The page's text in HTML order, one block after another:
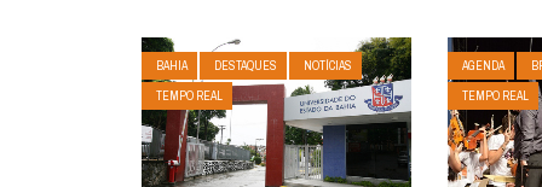
BAHIA DESTAQUES
NOTÍCIAS
TEMPO REAL
AGENDA
TEMPO REAL